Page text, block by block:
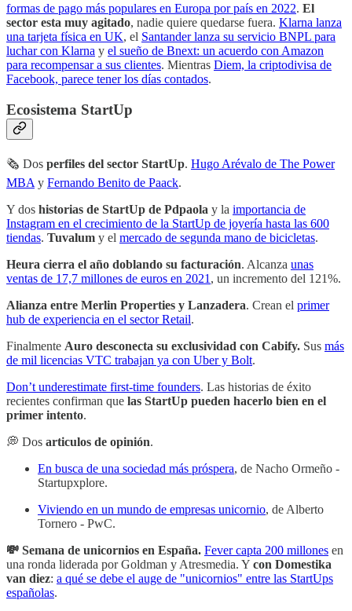
formas de pago más populares en Europa por país en 2022. El
sector esta muy agitado, nadie quiere quedarse fuera. Klarna lanza
una tarjeta física en UK, el Santander lanza su servicio BNPL para
luchar con Klarna y el sueño de Bnext: un acuerdo con Amazon
para recompensar a sus clientes. Mientras Diem, la criptodivisa de
Facebook, parece tener los días contados.
Ecosistema StartUp
🗞 Dos perfiles del sector StartUp. Hugo Arévalo de The Power
MBA y Fernando Benito de Paack.
Y dos historias de StartUp de Pdpaola y la importancia de
Instagram en el crecimiento de la StartUp de joyería hasta las 600
tiendas. Tuvalum y el mercado de segunda mano de bicicletas.
Heura cierra el año doblando su facturación. Alcanza unas
ventas de 17,7 millones de euros en 2021 , un incremento del 121%.
Alianza entre Merlin Properties y Lanzadera. Crean el primer
hub de experiencia en el sector Retail.
Finalmente Auro desconecta su exclusividad con Cabify. Sus más
de mil licencias VTC trabajan ya con Uber y Bolt.
Don’t underestimate first-time founders. Las historias de éxito
recientes confirman que las StartUp pueden hacerlo bien en el
primer intento.
💭 Dos articulos de opinión.
En busca de una sociedad más próspera, de Nacho Ormeño -
Startupxplore.
Viviendo en un mundo de empresas unicornio, de Alberto
Tornero - PwC.
💸 Semana de unicornios en España. Fever capta 200 millones en
una ronda liderada por Goldman y Atresmedia. Y con Domestika
van diez: a qué se debe el auge de "unicornios" entre las StartUps
españolas.